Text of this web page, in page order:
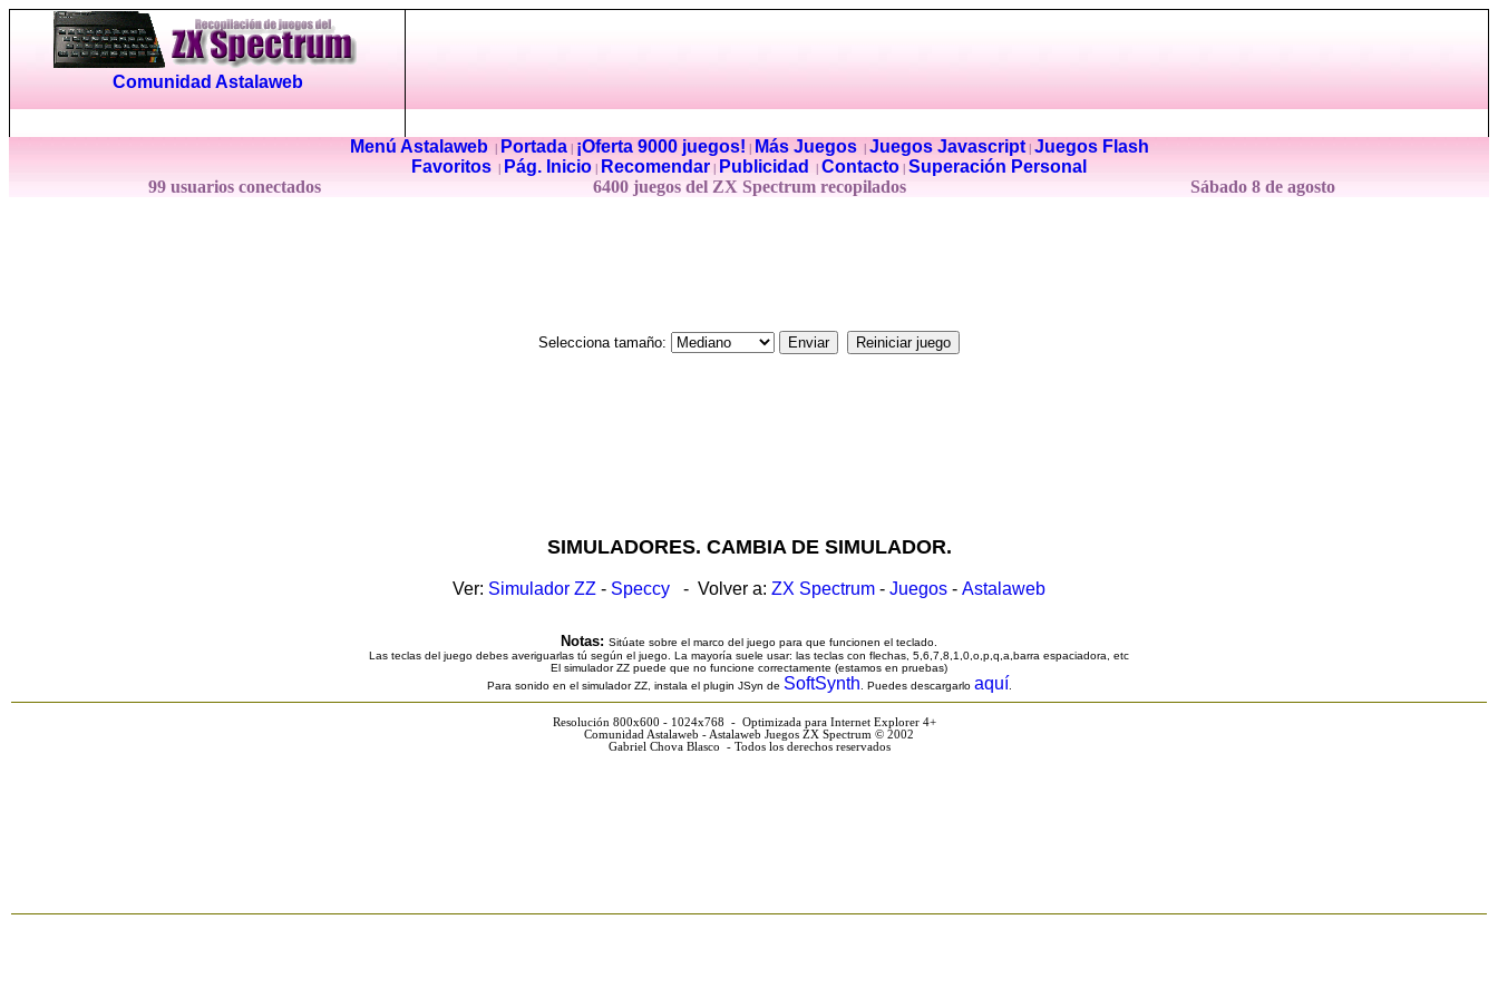
Comunidad Astalaweb
Menú Astalaweb| Portada| ¡Oferta 9000 juegos! Más Juegos| Juegos Javascript| Juegos Flash
Favoritos
Pág. Inicio Recomendar Publicidad Contacto Superación Personal
99 usuarios conectados
6400 juegos del ZX Spectrum recopilados Sábado 8 de agosto
Selecciona tamaño:
SIMULADORES. CAMBIA DE SIMULADOR.
Ver: Simulador ZZ - Speccy - Volver a: ZX Spectrum - Juegos - Astalaweb
Notas: Sitúate sobre el marco del juego para que funcionen el teclado.
Las teclas del juego debes averiguarlas tú según el juego. La mayoría suele usar: las teclas con flechas, 5,6,7,8,1,0,o,p,q,a,barra espaciadora, etc
El simulador ZZ puede que no funcione correctamente (estamos en pruebas)
Para sonido en el simulador ZZ, instala el plugin JSyn de SoftSynth . Puedes descargarlo aquí
Resolución 800x600 - 1024x768 - Optimizada para Internet Explorer 4+
Comunidad Astalaweb - Astalaweb Juegos ZX Spectrum © 2002
Gabriel Chova Blasco - Todos los derechos reservados